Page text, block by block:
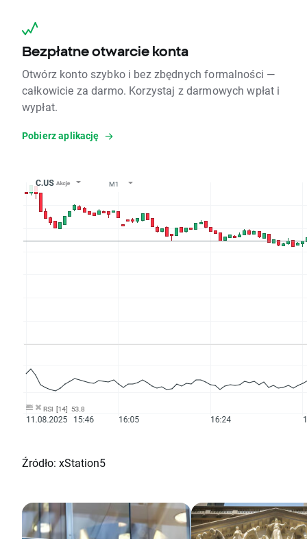
Bezpłatne otwarcie konta
Otwórz konto szybko i bez zbędnych formalności —
całkowicie za darmo. Korzystaj z darmowych wpłat i
wypłat.
Pobierz aplikację
Źródło: xStation5